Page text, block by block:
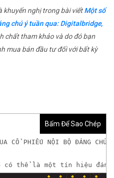
khuyến nghị trong bài viếtMột số
chú ý tuần qua: Digitalbridge,
chất tham khảo và do đó bạn
mua bán đầu tư đối với bất kỳ
Bấm Để Sao Chép
CỔ PHIẾU NỘI BỘ ĐÁNG
có thể là một tín hiệu